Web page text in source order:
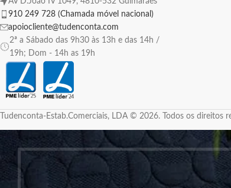
910 249 728 (Chamada móvel nacional)
apoiocliente@tudenconta.com
2ª a Sábado das 9h30 às 13h e das 14h /
19h; Dom - 14h as 19h
Tudenconta-Estab.Comerciais, LDA © 2026. Todos os direitos